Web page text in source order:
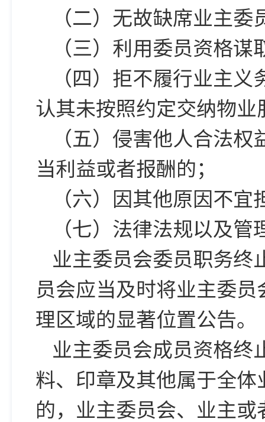
（二）无故缺席业主
（三）利用委员资格
（四）拒不履行业主
认其未按照约定交纳物
（五）侵害他人合法
当利益或者报酬的；
（六）因其他原因不
（七）法律法规以及
业主委员会委员职务终
员会应当及时将业主委
理区域的显著位置公告。
业主委员会成员资格终
料、印章及其他属于全
的，业主委员会、业主